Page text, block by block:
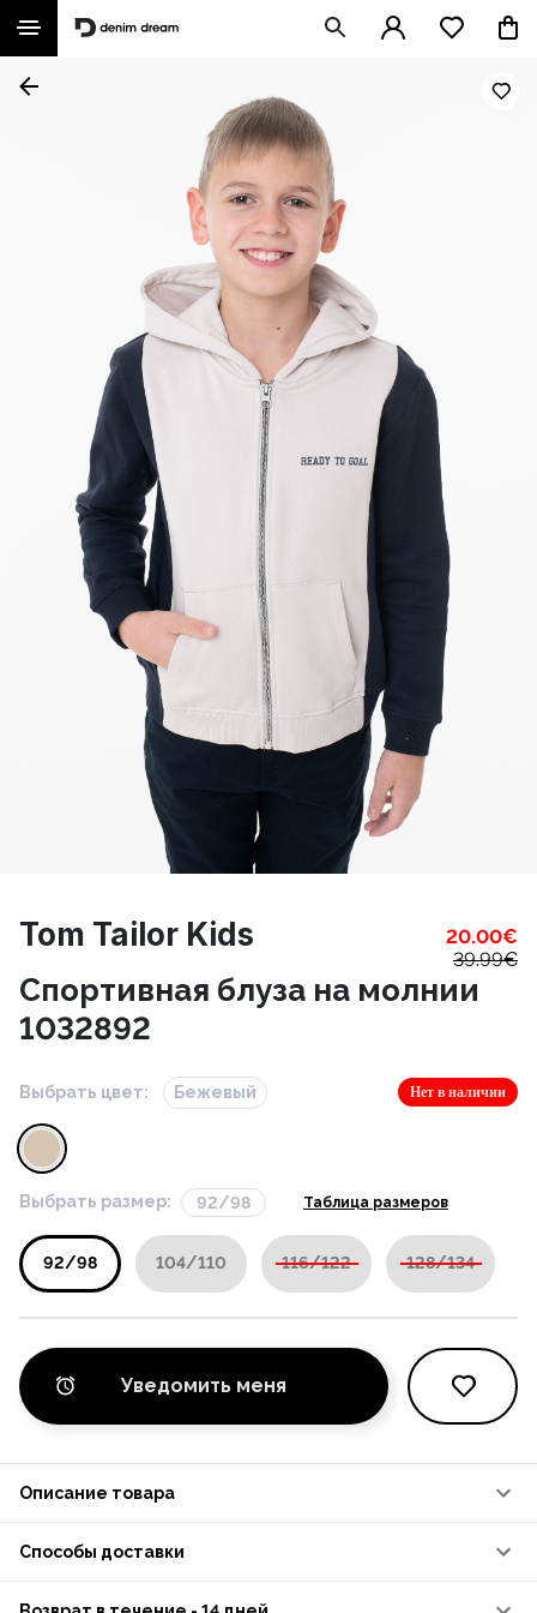
Tom Tailor Kids 20.00€
39.99€
Спортивная блуза на молнии
1032892
Выбрать цвет: Бежевый Нет в наличии
Выбрать размер: 92/98 Таблица размеров
92/98 104/110 116/122 128/134
Уведомить меня
Описание товара
Способы доставки